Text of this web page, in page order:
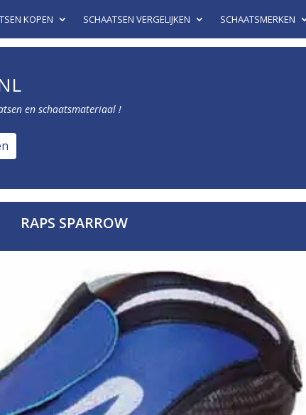
KOPEN SCHAATSEN VERGELIJKEN SCHAATSMERKEN
en schaatsmateriaal !
RAPS SPARROW